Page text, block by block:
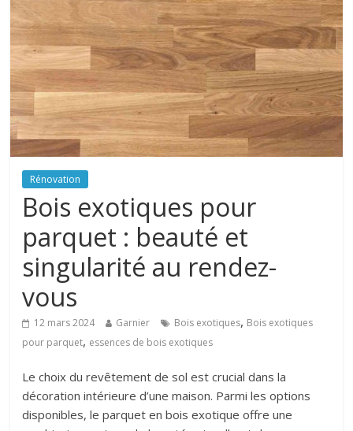
Rénovation
Bois exotiques pour
parquet : beauté et
singularité au rendez-
vous
12 mars 2024 Garnier Bois exotiques, Bois exotiques
pour parquet, essences de bois exotiques
Le choix du revêtement de sol est crucial dans la
décoration intérieure d’une maison. Parmi les options
disponibles, le parquet en bois exotique offre une